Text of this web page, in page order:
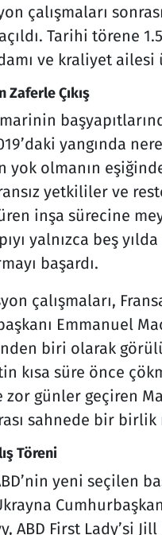
çalışmaları
Tarihi törene
ve kraliyet ailesi
Zaferle Çıkış
yangında
yok olmanın
yetkililer ve
inşa sürecine
yalnızca beş
başardı.
çalışmaları,
Emmanuel
biri olarak
kısa süre önce
zor günler geçiren
sahnede bir birlik
Töreni
yeni seçilen
ABD First Lady’si
ve Bilim